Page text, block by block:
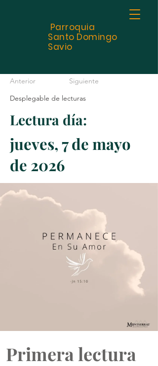
Parroquia
Santo Domingo
Savio
Anterior
Siguiente
Desplegable de lecturas
Lectura día:
jueves, 7 de mayo
de 2026
Primera lectura